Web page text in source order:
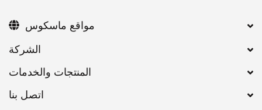
اتصل بنا
مواقع ماسكوس